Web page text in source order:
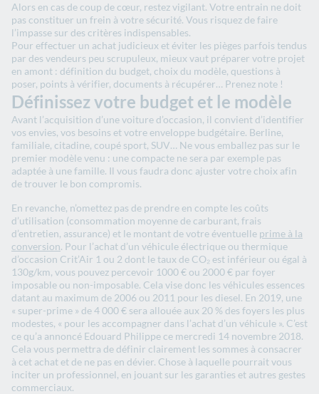
Alors en cas de coup de cœur, restez vigilant. Votre entrain ne doit
pas constituer un frein à votre sécurité. Vous risquez de faire
l’impasse sur des critères indispensables.
Pour effectuer un achat judicieux et éviter les pièges parfois tendus
par des vendeurs peu scrupuleux, mieux vaut préparer votre projet
en amont : définition du budget, choix du modèle, questions à
poser, points à vérifier, documents à récupérer… Prenez note !
Définissez votre budget et le modèle
Avant l’acquisition d’une voiture d’occasion, il convient d’identifier
vos envies, vos besoins et votre enveloppe budgétaire. Berline,
familiale, citadine, coupé sport, SUV… Ne vous emballez pas sur le
premier modèle venu : une compacte ne sera par exemple pas
adaptée à une famille. Il vous faudra donc ajuster votre choix afin
de trouver le bon compromis.
En revanche, n’omettez pas de prendre en compte les coûts
d’utilisation (consommation moyenne de carburant, frais
d’entretien, assurance) et le montant de votre éventuelle prime à la
conversion. Pour l’achat d’un véhicule électrique ou thermique
d’occasion Crit’Air 1 ou 2 dont le taux de CO₂ est inférieur ou égal à
130g/km, vous pouvez percevoir 1000 € ou 2000 € par foyer
imposable ou non-imposable. Cela vise donc les véhicules essences
datant au maximum de 2006 ou 2011 pour les diesel. En 2019, une
« super-prime » de 4 000 € sera allouée aux 20 % des foyers les plus
modestes, « pour les accompagner dans l’achat d’un véhicule ». C’est
ce qu’a annoncé Edouard Philippe ce mercredi 14 novembre 2018.
Cela vous permettra de définir clairement les sommes à consacrer
à cet achat et de ne pas en dévier. Chose à laquelle pourrait vous
inciter un professionnel, en jouant sur les garanties et autres gestes
commerciaux.